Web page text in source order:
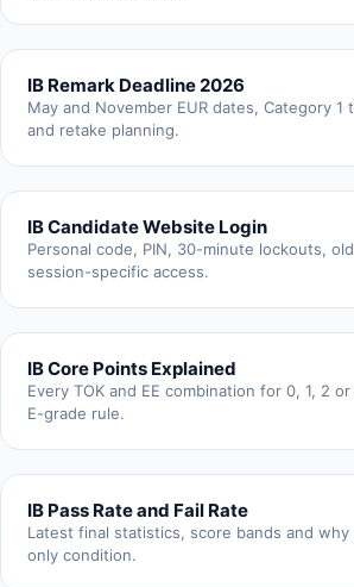
IB Remark Deadline 2026
May and November EUR dates, Category 1
and retake planning.
IB Candidate Website Login
Personal code, PIN, 30-minute lockouts,
session-specific access.
IB Core Points Explained
Every TOK and EE combination for 0, 1, 2
E-grade rule.
IB Pass Rate and Fail Rate
Latest final statistics, score bands and
only condition.